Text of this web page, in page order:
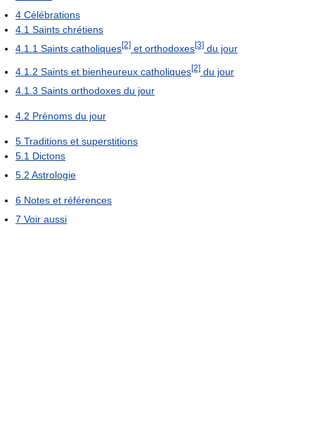
4 Célébrations
4.1 Saints chrétiens
4.1.1 Saints catholiques[2] et orthodoxes[3] du jour
4.1.2 Saints et bienheureux catholiques[2] du jour
4.1.3 Saints orthodoxes du jour
4.2 Prénoms du jour
5 Traditions et superstitions
5.1 Dictons
5.2 Astrologie
6 Notes et références
7 Voir aussi